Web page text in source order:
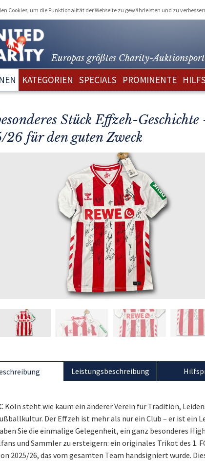
Cookies, um die Funktionalität der Webseite zu gewährleisten und zu
Europas größtes Charity-
KATEGORIEN SPECIALS PROMINENTE
Stück Effzeh-
für den guten Zweck
Köln steht wie kaum ein anderer Verein für Tradition,
Der Effzeh ist mehr als nur ein Club – er ist ein
Sie die einmalige Gelegenheit, ein ganz besonderes
und Sammler zu ersteigern: ein originales Trikot des 1.
2025/26, das vom gesamten Team handsigniert wurde.
Leistungsbeschreibung